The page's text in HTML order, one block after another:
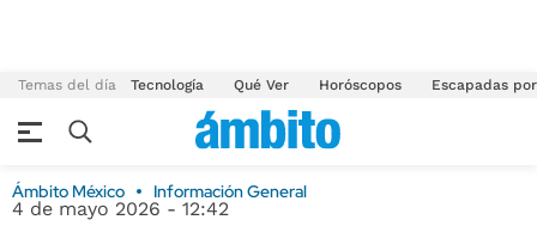
Temas del día Tecnología Qué Ver Horóscopos Escapadas
Ámbito México Información General
4 de mayo 2026 - 12:42